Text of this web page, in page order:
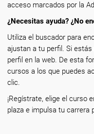
acceso marcados por la
¿Necesitas ayuda? ¿No
Utiliza el buscador para
ajustan a tu perfil. Si
perfil en la web. De esta
cursos a los que puedes
clic.
¡Regístrate, elige el curso
plaza e impulsa tu carrera